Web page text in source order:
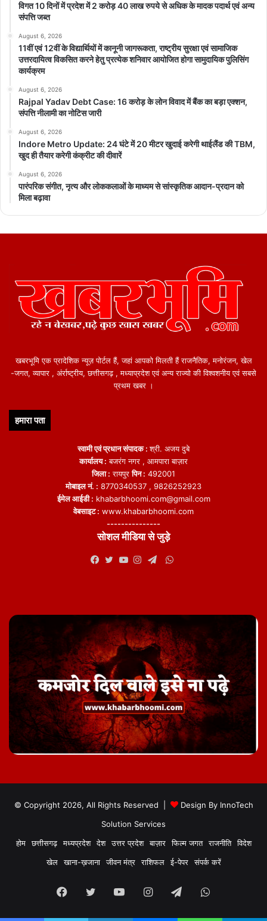
विगत 10 दिनों में प्रदेश में 2 करोड़ 40 लाख रुपये से अधिक के मादक पदार्थ एवं अन्य
संपत्ति जब्त
August 6, 2026
11वीं एवं 12वीं के विद्यार्थियों में कानूनी जागरूकता, राष्ट्रीय सुरक्षा एवं सामाजिक
उत्तरदायित्व विकसित करने हेतु प्रत्येक शनिवार आयोजित होगा सामुदायिक पुलिसिंग
कार्यक्रम
August 6, 2026
Rajpal Yadav Debt Case: 16 करोड़ के लोन विवाद में बैंक का बड़ा एक्शन,
संपत्ति नीलामी का नोटिस जारी
August 6, 2026
Indore Metro Update: 24 घंटे में 20 मीटर खुदाई करेगी थाईलैंड की TBM,
खुद ही तैयार करेगी कंक्रीट की दीवारें
August 6, 2026
पारंपरिक संगीत, नृत्य और लोककलाओं के माध्यम से सांस्कृतिक आदान-प्रदान को
मिला बढ़ावा
खबरभूमि एक प्रादेशिक न्यूज़ पोर्टल हैं, जहां आपको मिलती हैं राजनैतिक, मनोरंजन, खेल
-जगत, व्यापार , अंर्राष्ट्रीय, छत्तीसगढ़ , मध्याप्रदेश एवं अन्य राज्यो की विश्वशनीय एवं सबसे
प्रथम खबर ।
हमारा पता
स्वामी एवं प्रधान संपादक :श्री. अजय दुबे
कार्यालय : बजरंग नगर , आमपारा बाज़ार
जिला : रायपुरपिन : 492001
मोबाइल नं. : 8770340537 , 9826252923
ईमेल आईडी : khabarbhoomi.com@gmail.com
वेबसाइट : www.khabarbhoomi.com
---------------
सोशल मीडिया से जुड़े
WhatsApp
© Copyright 2026, All Rights Reserved | Design By InnoTech
Solution Services
होम
छत्तीसगढ़ मध्यप्रदेश देश उत्तर प्रदेश बाज़ार फिल्म जगत राजनीति
विदेश
खेल
खाना-ख़जाना जीवन मंत्र राशिफल ई-पेपर संपर्क करें
Facebook
TwitterYouTubeInstagram
TelegramWhatsApp